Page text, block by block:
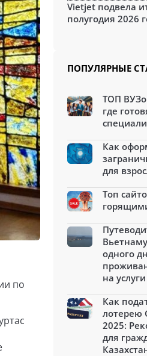
по
Vietjet подвела
полугодия 2026
ПОПУЛЯРНЫЕ
ТОП
где
Как
для
Топ
одного
на услуги
Как
лотерею
2025:
для